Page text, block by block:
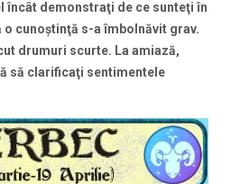
demonstraţi de ce sunteţi în
cunoştinţă s-a îmbolnăvit grav.
drumuri scurte. La amiază,
să clarificaţi sentimentele